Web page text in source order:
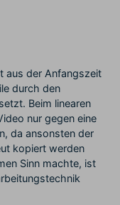
aus der Anfangszeit
durch den
Beim linearen
nur gegen eine
da ansonsten der
kopiert werden
Sinn machte, ist